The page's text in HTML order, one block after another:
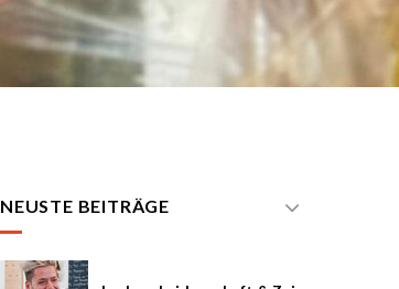
NEUSTE BEITRÄGE